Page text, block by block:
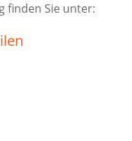
finden Sie unter: